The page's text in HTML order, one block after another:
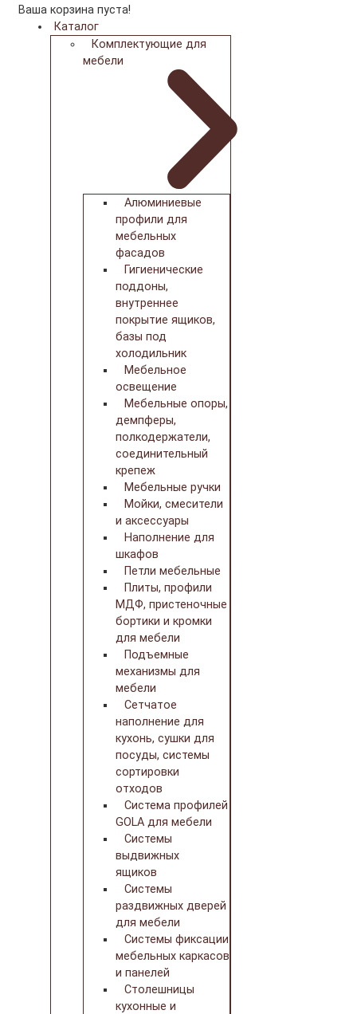
Ваша корзина пуста!
Каталог
Комплектующие для
мебели
Алюминиевые
профили для
мебельных
фасадов
Гигиенические
поддоны,
внутреннее
покрытие ящиков,
базы под
холодильник
Мебельное
освещение
Мебельные опоры,
демпферы,
полкодержатели,
соединительный
крепеж
Мебельные ручки
Мойки, смесители
и аксессуары
Наполнение для
шкафов
Петли мебельные
Плиты, профили
МДФ, пристеночные
бортики и кромки
для мебели
Подъемные
механизмы для
мебели
Сетчатое
наполнение для
кухонь, сушки для
посуды, системы
сортировки
отходов
Система профилей
GOLA для мебели
Системы
выдвижных
ящиков
Системы
раздвижных дверей
для мебели
Системы фиксации
мебельных каркасов
и панелей
Столешницы
кухонные и